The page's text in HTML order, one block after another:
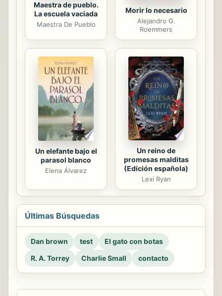
Maestra de pueblo.
La escuela vaciada
Maestra De Pueblo
Morir lo necesario
Alejandro G.
Roemmers
Un elefante bajo el
parasol blanco
Elena Álvarez
Un reino de
promesas malditas
(Edición española)
Lexi Ryan
Últimas Búsquedas
Dan brown test
El gato con botas
R. A. Torrey
Charlie Small contacto